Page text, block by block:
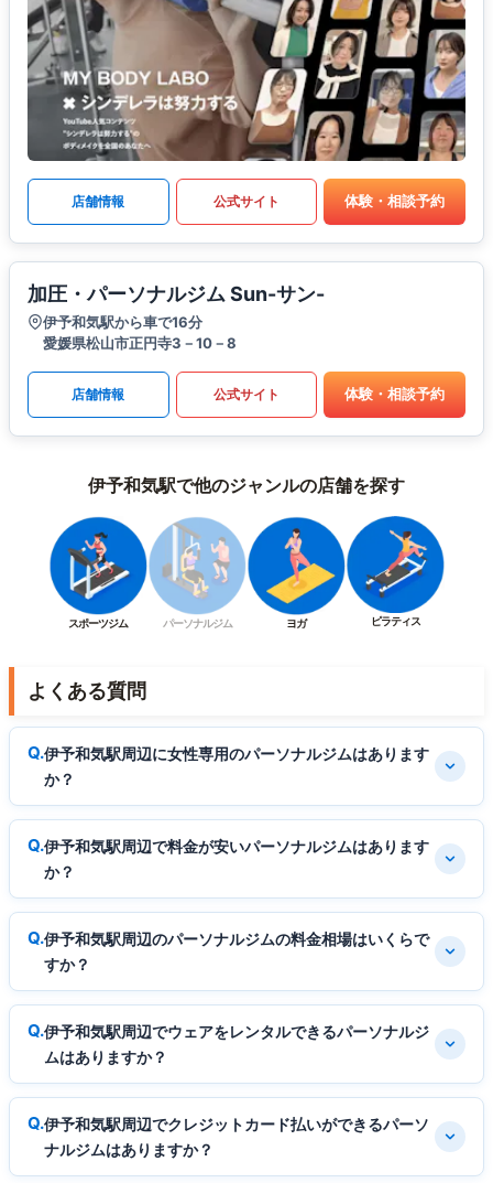
店舗情報 公式サイト 体験・相談予約
加圧・パーソナルジム Sun-サン-
伊予和気駅から車で16分
愛媛県松山市正円寺3－10－8
店舗情報 公式サイト 体験・相談予約
伊予和気駅で他のジャンルの店舗を探す
スポーツジム パーソナルジム ヨガ ピラティス
よくある質問
伊予和気駅周辺に女性専用のパーソナルジムはあります
か？
伊予和気駅周辺で料金が安いパーソナルジムはあります
か？
伊予和気駅周辺のパーソナルジムの料金相場はいくらで
すか？
伊予和気駅周辺でウェアをレンタルできるパーソナルジ
ムはありますか？
伊予和気駅周辺でクレジットカード払いができるパーソ
ナルジムはありますか？